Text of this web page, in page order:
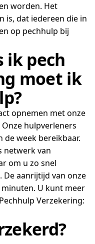
worden. Het
is, dat iedereen die in
op pechhulp bij
ik pech
moet ik
opnemen met onze
hulpverleners
de week bereikbaar.
netwerk van
om u zo snel
De aanrijtijd van onze
U kunt meer
Verzekering: